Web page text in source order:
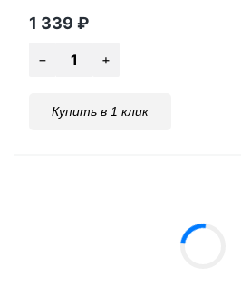
1 339 ₽
Купить в 1 клик